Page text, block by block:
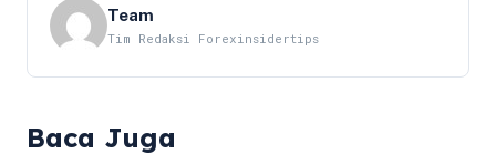
Team
Tim Redaksi Forexinsidertips
Baca Juga